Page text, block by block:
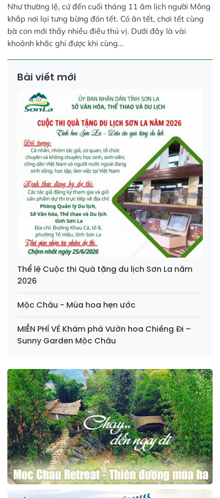
Như thường lệ, cứ đến cuối tháng 11 âm lịch người Mông
khắp nơi lại tưng bừng đón tết. Có ăn tết, chơi tết cùng
bà con mới thấy nhiều điều thú vị. Dưới đây là vài
khoảnh khắc ghi được khi cùng...
Bài viết mới
Thể lệ Cuộc thi Quà tặng du lịch Sơn La năm
2026
Mộc Châu - Mùa hoa hẹn ước
MIỄN PHÍ VÉ Khám phá Vườn hoa Chiềng Đi –
Sunny Garden Mộc Châu